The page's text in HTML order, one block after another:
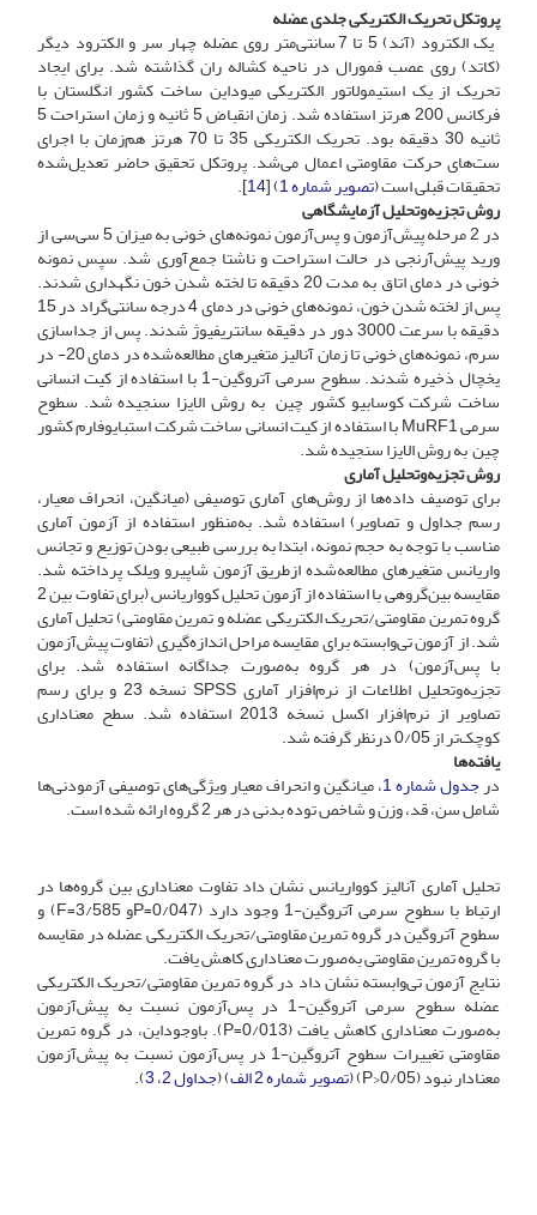
پروتکل تحریک الکتریکی جلدی عضله
یک الکترود (آند) 5 تا 7 سانتی‌متر روی عضله چهار سر و الکترود دیگر
(کاتد) روی عصب فمورال در ناحیه کشاله ران گذاشته شد. برای ایجاد
تحریک از یک استیمولاتور الکتریکی میوداین ساخت کشور انگلستان با
فرکانس 200 هرتز استفاده شد. زمان انقباض 5 ثانیه و زمان استراحت 5
ثانیه 30 دقیقه بود. تحریک الکتریکی 35 تا 70 هرتز هم‌زمان با اجرای
ست‌های حرکت مقاومتی اعمال می‌شد. پروتکل تحقیق حاضر تعدیل‌شده
تحقیقات قبلی است (تصویر شماره 1 ) [
14
].
روش تجزیه‌و‌تحلیل آزمایشگاهی
در 2 مرحله پیش‌آزمون و پس‌آزمون نمونه‌های خونی به میزان 5 سی‌سی از
ورید پیش‌آرنجی در حالت استراحت و ناشتا جمع‌آوری شد. سپس نمونه
خونی در دمای اتاق به مدت 20 دقیقه تا لخته شدن خون نگهداری شدند.
پس از لخته شدن خون، نمونه‌های خونی در دمای 4 درجه سانتی‌گراد در 15
دقیقه با سرعت 3000 دور در دقیقه سانتریفیوژ شدند. پس از جداسازی
سرم، نمونه‌های خونی تا زمان آنالیز متغیرهای مطالعه‌شده در دمای 20- در
یخچال ذخیره شدند. سطوح سرمی آتروگین-1 با استفاده از کیت انسانی
ساخت شرکت کوسابیو کشور چین به روش الایزا سنجیده شد. سطوح
سرمی MuRF1 با استفاده از کیت انسانی ساخت شرکت استبایوفارم کشور
چین به روش الایزا سنجیده شد.
روش تجزیه‌و‌تحلیل آماری
برای توصیف داده‌ها از روش‌های آماری توصیفی (میانگین، انحراف معیار،
رسم جداول و تصاویر) استفاده شد. به‌منظور استفاده از آزمون آماری
مناسب با توجه به حجم نمونه، ابتدا به بررسی طبیعی بودن توزیع و تجانس
واریانس متغیرهای مطالعه‌شده از‌طریق آزمون شاپیرو ویلک پرداخته شد.
مقایسه بین‌گروهی با استفاده از آزمون تحلیل کوواریانس (برای تفاوت بین 2
گروه تمرین مقاومتی/تحریک الکتریکی عضله و تمرین مقاومتی) تحلیل آماری
شد. از آزمون تی‌وابسته برای مقایسه مراحل اندازه‌گیری (تفاوت پیش‌آزمون
با پس‌آزمون) در هر گروه به‌صورت جداگانه استفاده شد. برای
تجزیه‌وتحلیل اطلاعات از نرم‌افزار آماری SPSS نسخه 23 و برای رسم
تصاویر از نرم‌افزار اکسل نسخه 2013 استفاده شد. سطح معناداری
کوچک‌تر از 0/05 در‌نظر گرفته شد.
یافته‌ها
درجدول‌ شماره 1 ، میانگین و انحراف معیار ویژگی‌های توصیفی آزمودنی‌ها
شامل سن، قد، وزن و شاخص توده بدنی در هر 2 گروه ارائه شده ‌است.
تحلیل آماری آنالیز کوواریانس نشان داد تفاوت معنا‌داری بین گروه‌ها در
ارتباط با سطوح سرمی آتروگین-1 وجود دارد (0/047=Pو 3/585=F) و
سطوح آتروگین در گروه تمرین مقاومتی/تحریک الکتریکی عضله در مقایسه
با گروه تمرین مقاومتی به‌صورت معناداری کاهش یافت.
نتایج آزمون تی‌وابسته نشان داد در گروه تمرین مقاومتی/تحریک الکتریکی
عضله سطوح سرمی آتروگین-1 در پس‌آزمون نسبت به پیش‌آزمون
به‌صورت معناداری کاهش یافت (0/013=P). با‌وجوداین، در گروه تمرین
مقاومتی تغییرات سطوح آتروگین-1 در پس‌آزمون نسبت به پیش‌آزمون
معنادار نبود (05/P>0) ( تصویر شماره 2 الف ) (جداول 2 ،3
).